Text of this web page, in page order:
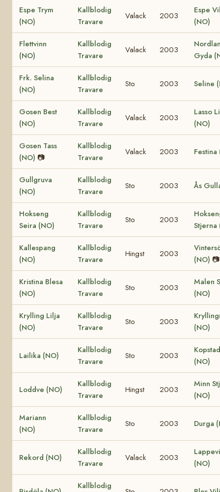
Espe Trym
(NO)
Kallblodig
Travare
Valack 2003
Espe
(NO)
Flettvinn
(NO)
Kallblodig
Travare
Valack 2003
Gyda
Frk. Selina
(NO)
Kallblodig
Travare
Sto 2003 Seline
Gosen Best
(NO)
Kallblodig
Travare
Valack 2003
Lasso
(NO)
Gosen Tass
(NO) 📷
Kallblodig
Travare
Valack 2003 Festina
Gullgruva
(NO)
Kallblodig
Travare
Sto 2003 Ås
Hokseng
Seira (NO)
Kallblodig
Travare
Sto 2003
Stjerna
Kallespang
(NO)
Kallblodig
Travare
Hingst 2003
(NO) 📷
Kristina Blesa
(NO)
Kallblodig
Travare
Sto 2003
Malen
(NO)
Krylling Lilja
(NO)
Kallblodig
Travare
Sto 2003
(NO)
Lailika (NO)
Kallblodig
Travare
Sto 2003
(NO)
Loddve (NO)
Kallblodig
Travare
Hingst 2003
Minn
(NO)
Mariann
(NO)
Kallblodig
Travare
Sto 2003 Durga
Rekord (NO)
Kallblodig
Travare
Valack 2003
(NO)
Kallblodig